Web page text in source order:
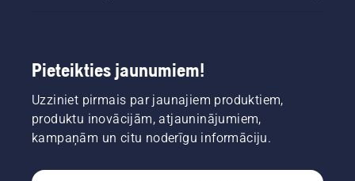
Pieteikties jaunumiem!
Uzziniet pirmais par jaunajiem produktiem,
produktu inovācijām, atjauninājumiem,
kampaņām un citu noderīgu informāciju.